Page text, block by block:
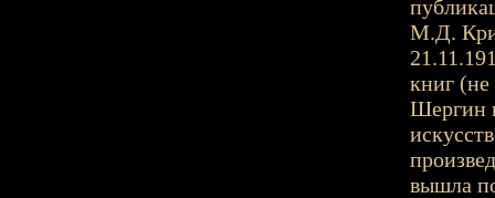
М.Д.
книг (не
Шергин
вышла